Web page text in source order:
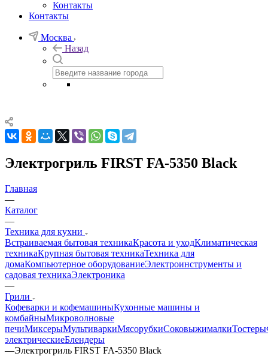
Контакты
Контакты
Москва
Назад
Электрогриль FIRST FA-5350 Black
Главная
—
Каталог
—
Техника для кухни
Встраиваемая бытовая техникаКрасота и уходКлиматическая
техникаКрупная бытовая техникаТехника для
домаКомпьютерное оборудованиеЭлектроинструменты и
садовая техникаЭлектроника
—
Грили
Кофеварки и кофемашиныКухонные машины и
комбайныМикроволновые
печиМиксерыМультиваркиМясорубкиСоковыжималкиТостеры
электрическиеБлендеры
—Электрогриль FIRST FA-5350 Black